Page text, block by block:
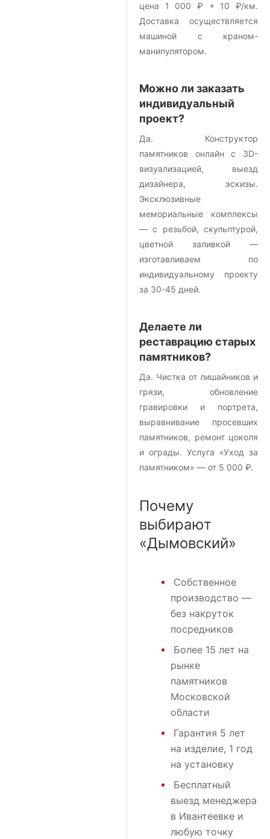
цена 1 000 ₽ + 10 ₽/км.
Доставка осуществляется
машиной с краном-
манипулятором.
Можно ли заказать
индивидуальный
проект?
Да. Конструктор
памятников онлайн с 3D-
визуализацией, выезд
дизайнера, эскизы.
Эксклюзивные
мемориальные комплексы
— с резьбой, скульптурой,
цветной заливкой —
изготавливаем по
индивидуальному проекту
за 30-45 дней.
Делаете ли
реставрацию старых
памятников?
Да. Чистка от лишайников и
грязи, обновление
гравировки и портрета,
выравнивание просевших
памятников, ремонт цоколя
и ограды. Услуга «Уход за
памятником» — от 5 000 ₽.
Почему
выбирают
«Дымовский»
Собственное
производство —
без накруток
посредников
Более 15 лет на
рынке
памятников
Московской
области
Гарантия 5 лет
на изделие, 1 год
на установку
Бесплатный
выезд менеджера
в Ивантеевке и
любую точку